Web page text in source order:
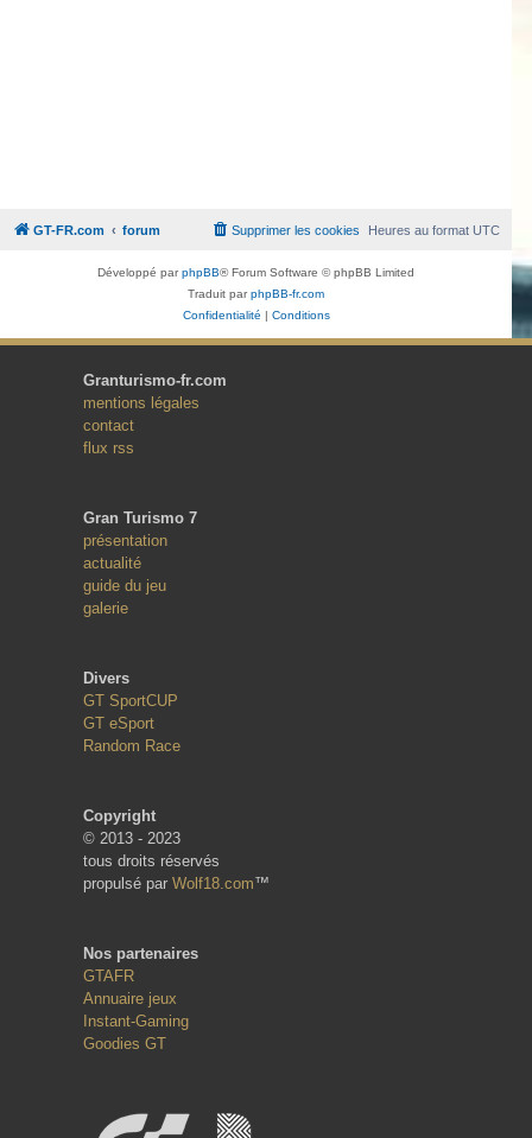
GT-FR.com forum Heures au formatUTC
Supprimer les cookies
Développé parphpBB® Forum Software © phpBB Limited
Traduit parphpBB-fr.com
Confidentialité
Conditions
Granturismo-fr.com
mentions légales
contact
flux rss
Gran Turismo 7
présentation
actualité
guide du jeu
galerie
Divers
GT SportCUP
GT eSport
Random Race
Copyright
© 2013 - 2023
tous droits réservés
propulsé par Wolf18.com™
Nos partenaires
GTAFR
Annuaire jeux
Instant-Gaming
Goodies GT